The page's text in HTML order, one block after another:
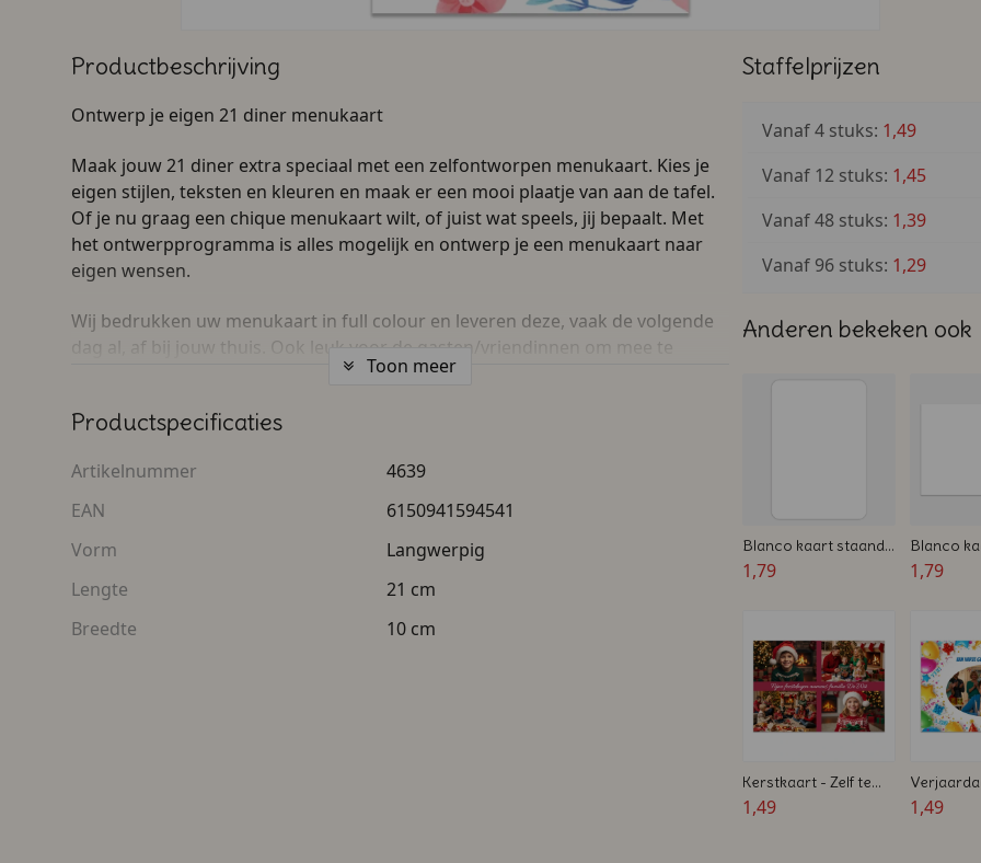
Productbeschrijving
Ontwerp je eigen 21 diner menukaart
Maak jouw 21 diner extra speciaal met een zelfontworpen menukaart. Kies je
eigen stijlen, teksten en kleuren en maak er een mooi plaatje van aan de tafel.
Of je nu graag een chique menukaart wilt, of juist wat speels, jij bepaalt. Met
het ontwerpprogramma is alles mogelijk en ontwerp je een menukaart naar
eigen wensen.
Wij bedrukken uw menukaart in full colour en leveren deze, vaak de volgende
dag al, af bij jouw thuis. Ook leuk voor de gasten/vriendinnen om mee te
nemen naar huis, als een aandenken aan een geslaagd feestje.
De menukaart is van goede kwaliteit, namelijk stevig karton. Perfect voor een
dit kaartje zijn 21 centimeter bij 10 centimeter.
Toon meer
Productspecificaties
Artikelnummer
4639
EAN
6150941594541
Vorm
Langwerpig
Lengte
21 cm
Breedte
10 cm
Staffelprijzen
Vanaf 4 stuks: 1,49
Vanaf 12 stuks: 1,45
Vanaf 48 stuks: 1,39
Vanaf 96 stuks: 1,29
Anderen bekeken ook
Blanco kaart staand
A6 ronde hoeken -
1,79
Blanco
A6 -
1,79
Kerstkaart - Zelf te
ontwerpen -
1,49
Zelf te
1,49